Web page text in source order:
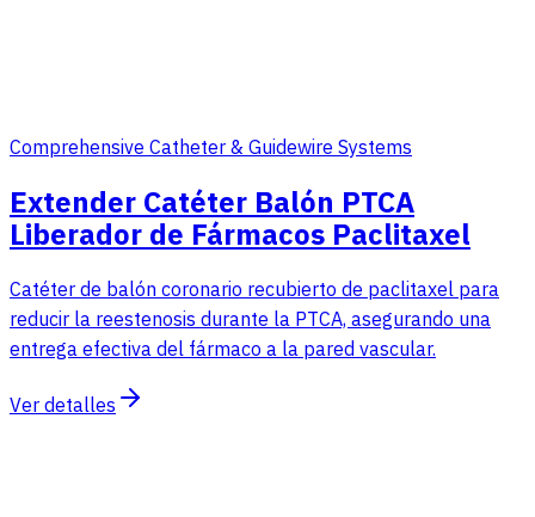
Comprehensive Catheter & Guidewire Systems
Extender Catéter Balón PTCA
Liberador de Fármacos Paclitaxel
Catéter de balón coronario recubierto de paclitaxel para
reducir la reestenosis durante la PTCA, asegurando una
entrega efectiva del fármaco a la pared vascular.
Ver detalles